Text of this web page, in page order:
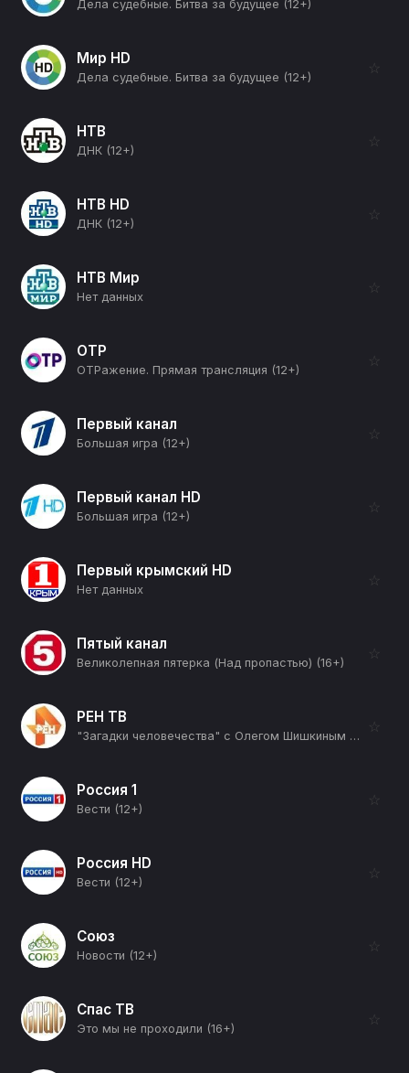
Дела судебные. Битва за будущее (12+)
Мир HD
Дела судебные. Битва за будущее (12+)
☆
НТВ
ДНК (12+)
☆
НТВ HD
ДНК (12+)
☆
НТВ Мир
Нет данных
☆
ОТР
ОТРажение. Прямая трансляция (12+)
☆
Первый канал
Большая игра (12+)
☆
Первый канал HD
Большая игра (12+)
☆
Первый крымский HD
Нет данных
☆
Пятый канал
Великолепная пятерка (Над пропастью) (16+)
☆
РЕН ТВ
"Загадки человечества" с Олегом Шишкиным (12+)
☆
Россия 1
Вести (12+)
☆
Россия HD
Вести (12+)
☆
Союз
Новости (12+)
☆
Спас ТВ
Это мы не проходили (16+)
☆